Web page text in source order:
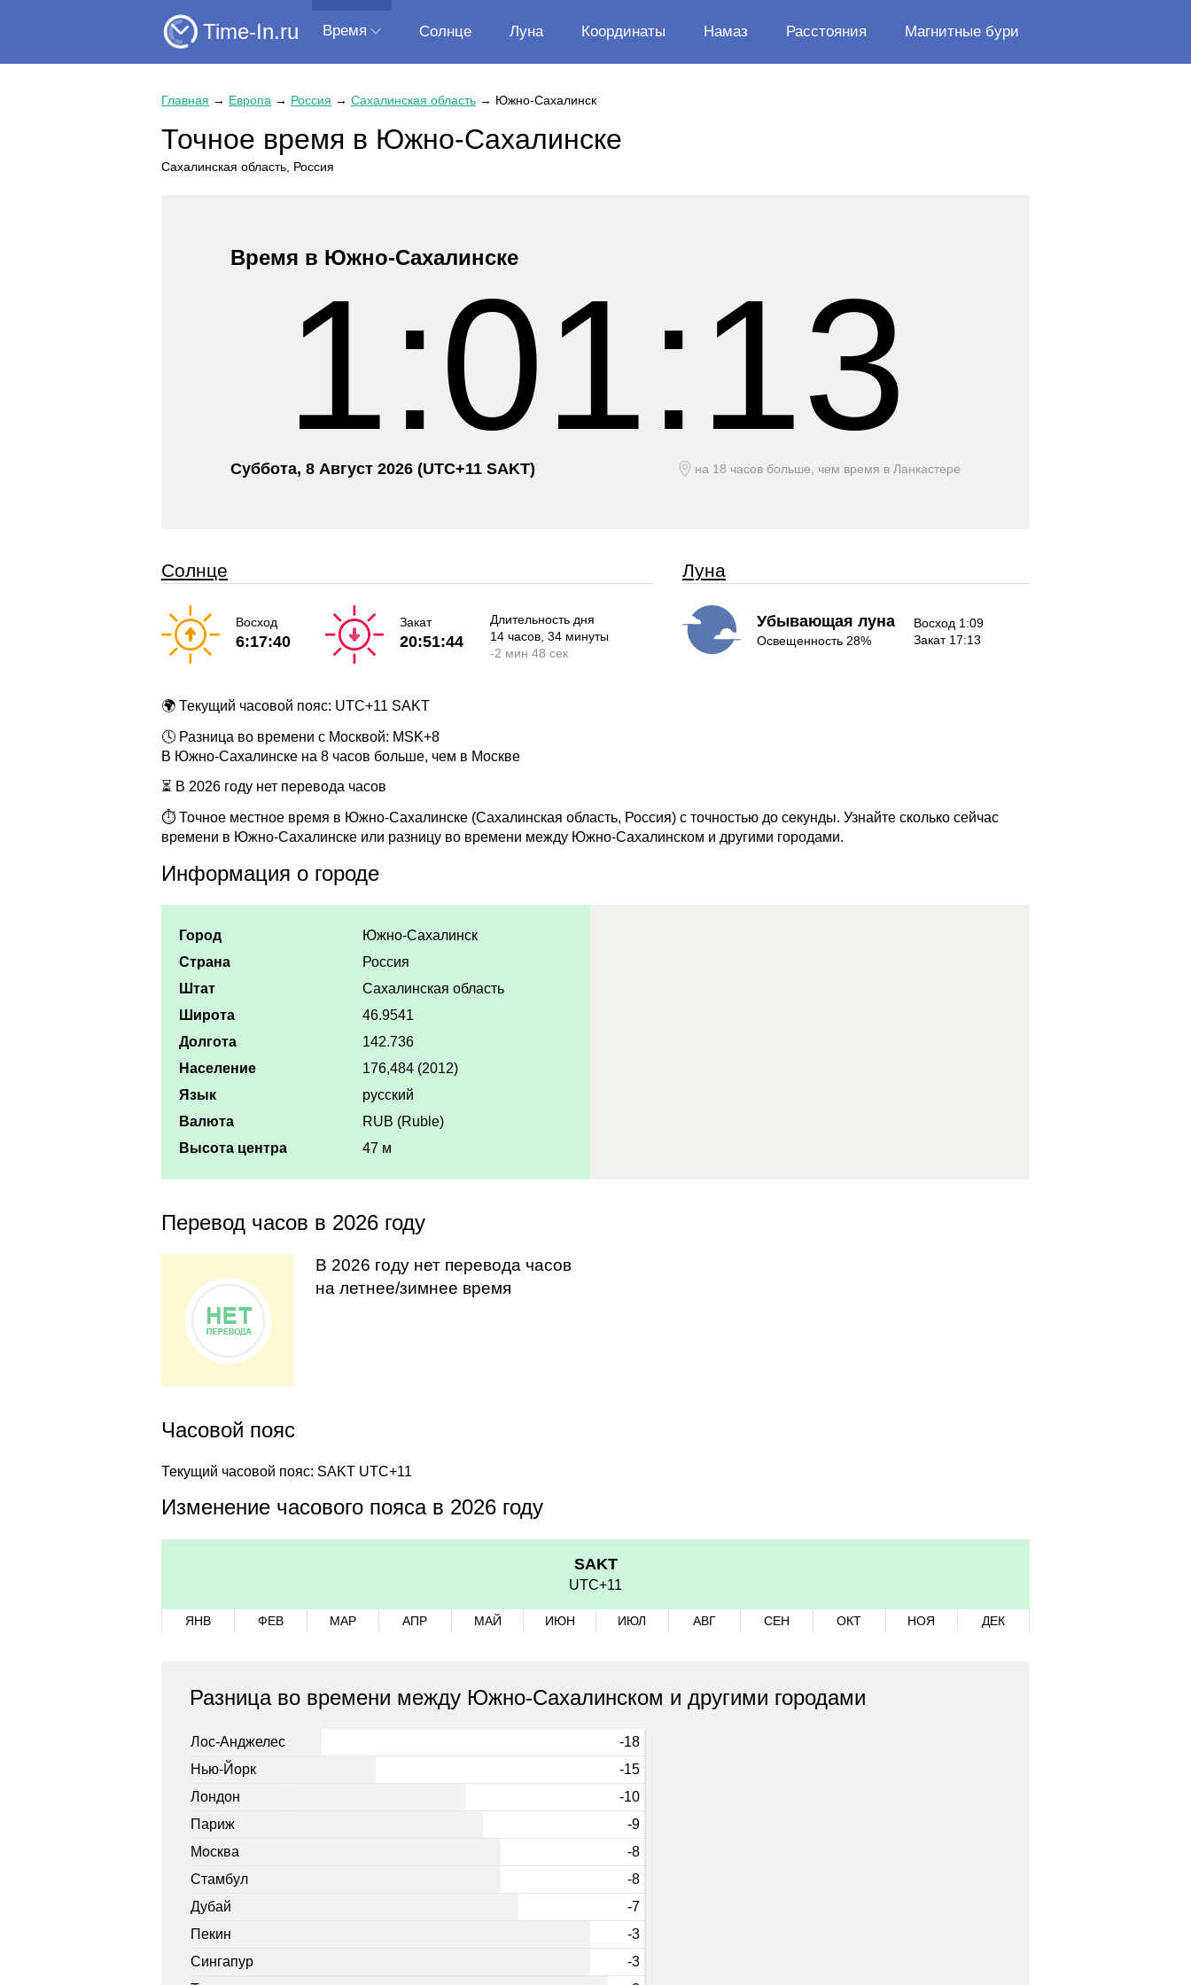
Time-In.ru Время Солнце Луна Координаты Намаз Расстояния Магнитные бури
Главная → Европа → Россия → Сахалинская область → Южно-Сахалинск
Точное время в Южно-Сахалинске
Сахалинская область, Россия
Время в Южно-Сахалинске
1:01:13
Суббота, 8 Август 2026 (UTC+11 SAKT) на 18 часов больше, чем время в Ланкастере
Солнце
Восход
6:17:40
Закат
20:51:44
Длительность дня
14 часов, 34 минуты
-2 мин 48 сек
Луна
Убывающая луна
Освещенность 28%
Восход 1:09
Закат 17:13
🌍 Текущий часовой пояс: UTC+11 SAKT
🕓 Разница во времени с Москвой: MSK+8
В Южно-Сахалинске на 8 часов больше, чем в Москве
⏳ В 2026 году нет перевода часов
⏱ Точное местное время в Южно-Сахалинске (Сахалинская область, Россия) с точностью до секунды. Узнайте сколько сейчас
времени в Южно-Сахалинске или разницу во времени между Южно-Сахалинском и другими городами.
Информация о городе
Город
Южно-Сахалинск
Страна
Россия
Штат
Сахалинская область
Широта
46.9541
Долгота
142.736
Население
176,484 (2012)
Язык
русский
Валюта
RUB (Ruble)
Высота центра
47 м
Перевод часов в 2026 году
В 2026 году нет перевода часов
на летнее/зимнее время
Часовой пояс
Текущий часовой пояс: SAKT UTC+11
Изменение часового пояса в 2026 году
SAKT
UTC+11
ЯНВ ФЕВ МАР АПР МАЙ ИЮН ИЮЛ АВГ СЕН ОКТ НОЯ ДЕК
Разница во времени между Южно-Сахалинском и другими городами
Лос-Анджелес
-18
Нью-Йорк
-15
Лондон
-10
Париж
-9
Москва
-8
Стамбул
-8
Дубай
-7
Пекин
-3
Сингапур
-3